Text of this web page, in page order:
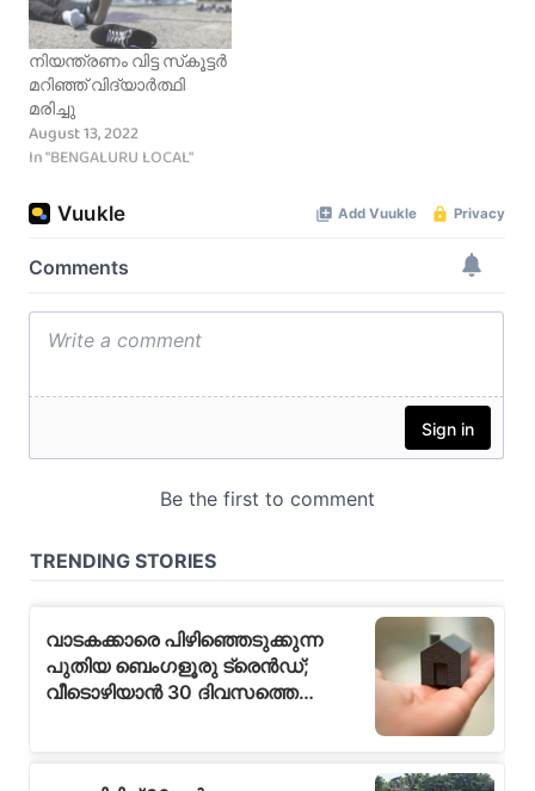
നിയന്ത്രണം വിട്ട സ്‌കൂട്ടർ
മറിഞ്ഞ് വിദ്യാർത്ഥി
മരിച്ചു
August 13, 2022
In "BENGALURU LOCAL"